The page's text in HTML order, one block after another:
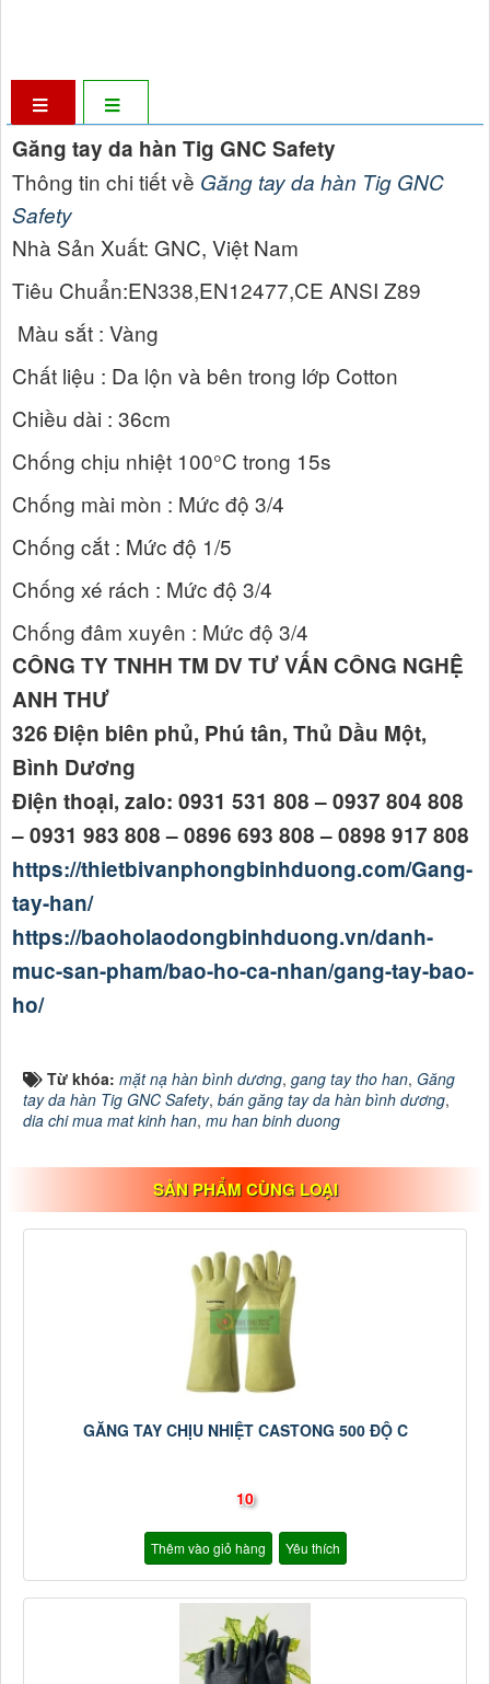
Găng tay da hàn Tig GNC Safety
Thông tin chi tiết về Găng tay da hàn Tig GNC
Safety
Nhà Sản Xuất: GNC, Việt Nam
Tiêu Chuẩn:EN338,EN12477,CE ANSI Z89
Màu sắt : Vàng
Chất liệu : Da lộn và bên trong lớp Cotton
Chiều dài : 36cm
Chống chịu nhiệt 100°C trong 15s
Chống mài mòn : Mức độ 3/4
Chống cắt : Mức độ 1/5
Chống xé rách : Mức độ 3/4
Chống đâm xuyên : Mức độ 3/4
CÔNG TY TNHH TM DV TƯ VẤN CÔNG NGHỆ
ANH THƯ
326 Điện biên phủ, Phú tân, Thủ Dầu Một,
Bình Dương
Điện thoại, zalo: 0931 531 808 – 0937 804 808
– 0931 983 808 – 0896 693 808 – 0898 917 808
https://thietbivanphongbinhduong.com/Gang-
tay-han/
https://baoholaodongbinhduong.vn/danh-
muc-san-pham/bao-ho-ca-nhan/gang-tay-bao-
ho/
Từ khóa: mặt nạ hàn bình dương, gang tay tho han, Găng
tay da hàn Tig GNC Safety, bán găng tay da hàn bình dương,
dia chi mua mat kinh han, mu han binh duong
SẢN PHẨM CÙNG LOẠI
GĂNG TAY CHỊU NHIỆT CASTONG 500 ĐỘ C
10
Thêm vào giỏ hàng Yêu thích